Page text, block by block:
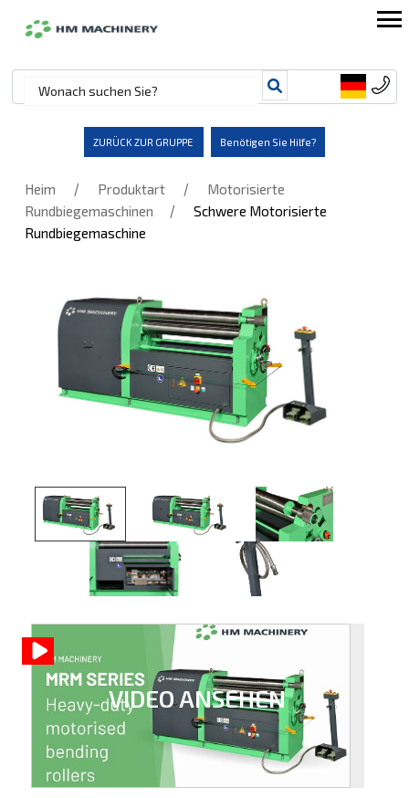
ZURÜCK ZUR GRUPPE Benötigen Sie Hilfe?
Heim / Produktart /
Motorisierte
Rundbiegemaschinen
/
Schwere Motorisierte
Rundbiegemaschine
VIDEO ANSEHEN